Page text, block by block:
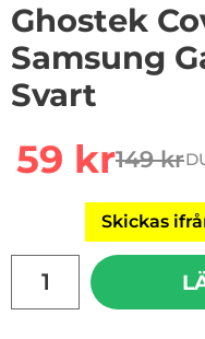
Ghostek
Samsung
Svart
rea pris
59 kr149 kr
Skickas